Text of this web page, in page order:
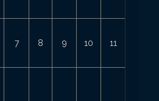
7 8 9 10 11